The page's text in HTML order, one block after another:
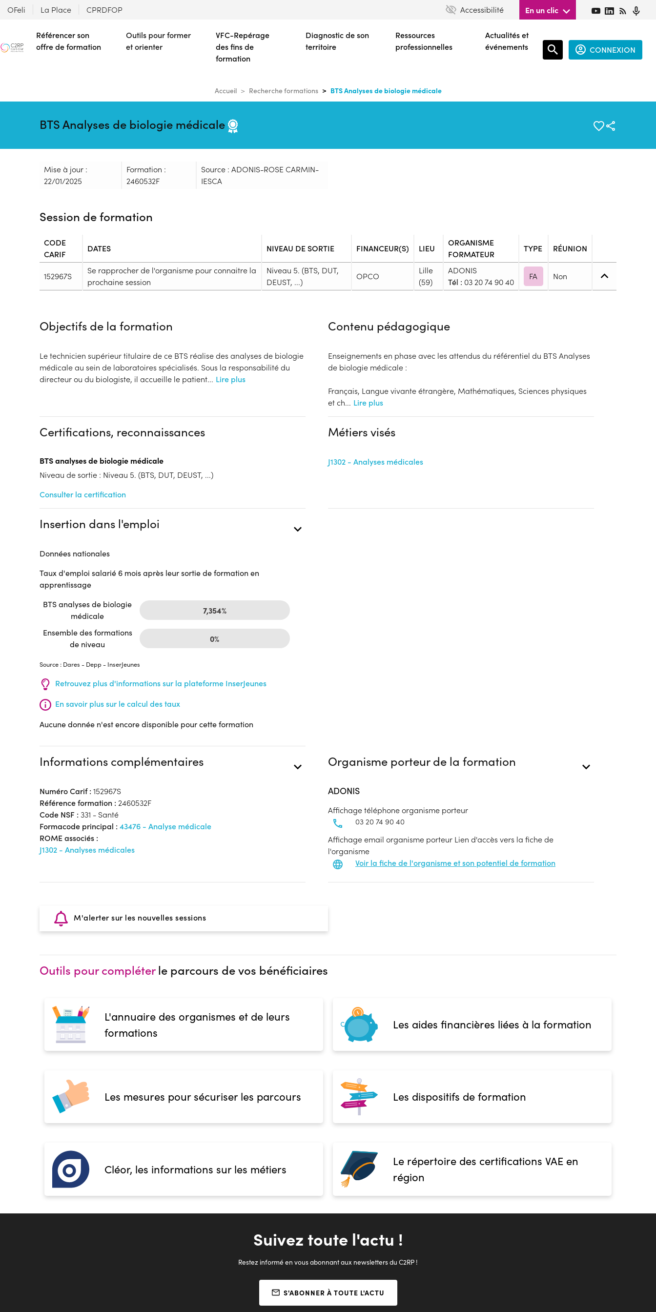
contenu
principal
OFeli La Place CPRDFOP Accessibilité En un clic
Référencer son
offre de formation
Outils pour former
et orienter
VFC-Repérage
des fins de
formation
Diagnostic de son
territoire
Ressources
professionnelles
Actualités et
événements
CONNEXION
Accueil Recherche formations BTS Analyses de biologie médicale
BTS Analyses de biologie médicale
Mise à jour :
22/01/2025
Formation :
2460532F
Source : ADONIS-ROSE CARMIN-
IESCA
Session de formation
CODE
CARIF
DATES NIVEAU DE SORTIE FINANCEUR(S) LIEU
ORGANISME
FORMATEUR
TYPE RÉUNION
152967S
Se rapprocher de l'organisme pour connaitre la
prochaine session
Niveau 5. (BTS, DUT,
DEUST, ...)
OPCO
Lille
(59)
ADONIS
Tél : 03 20 74 90 40
FA Non
Durée en centre :1350h
Rythme :
Temps plein
Type de parcours :Parcours mixte
Formation par voie de l'Apprentissage
OPCO
Tarif : N.C.
Cycle de l'alternance
Année 1 : Contrat d’apprentissage
Lieu de formation
ADONIS - Rose Carmin
Accueil sur le lieu de formation
Hébergement :Pas d'hébergement
Restauration :Pas de restauration
Prérequis :
Être titulaire du Baccalauréat, du DAEU ou d'un diplôme équivalent
En recherche d'emploi, Tout public
Réunions d'informations
Aucune information
Complément d'information
Aucune information
Objectifs de la formation
Le technicien supérieur titulaire de ce BTS réalise des analyses de biologie
médicale au sein de laboratoires spécialisés. Sous la responsabilité du
directeur ou du biologiste, il accueille le patient... Lire plus
Contenu pédagogique
Enseignements en phase avec les attendus du référentiel du BTS Analyses
de biologie médicale :
Français, Langue vivante étrangère, Mathématiques, Sciences physiques
et ch... Lire plus
Certifications, reconnaissances
BTS analyses de biologie médicale
Niveau de sortie : Niveau 5. (BTS, DUT, DEUST, ...)
Consulter la certification
Métiers visés
J1302 - Analyses médicales
Insertion dans l'emploi
Données nationales
Taux d'emploi salarié 6 mois après leur sortie de formation en
apprentissage
BTS analyses de biologie
médicale
7,354%
Ensemble des formations
de niveau
0%
Source : Dares - Depp - InserJeunes
Retrouvez plus d'informations sur la plateforme InserJeunes
En savoir plus sur le calcul des taux
Aucune donnée n'est encore disponible pour cette formation
Informations complémentaires
Numéro Carif : 152967S
Référence formation : 2460532F
Code NSF : 331 - Santé
Formacode principal : 43476 - Analyse médicale
ROME associés :
J1302 - Analyses médicales
Organisme porteur de la formation
ADONIS
Affichage téléphone organisme porteur
03 20 74 90 40
Affichage email organisme porteur Lien d'accès vers la fiche de
l'organisme
Voir la fiche de l'organisme et son potentiel de formation
M'alerter sur les nouvelles sessions
Outils pour compléterle parcours de vos bénéficiaires
L'annuaire des organismes et de leurs
formations
Les aides financières liées à la formation
Les mesures pour sécuriser les parcours Les dispositifs de formation
Cléor, les informations sur les métiers
Le répertoire des certifications VAE en
région
Suivez toute l'actu !
Restez informé en vous abonnant aux newsletters du C2RP !
S'ABONNER À TOUTE L'ACTU